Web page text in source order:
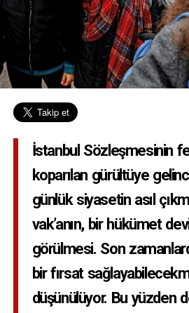
İstanbul Sözleşmesinin
koparılan gürültüye
günlük siyasetin asıl
vak’anın, bir hükümet
görülmesi. Son
bir fırsat
düşünülüyor. Bu yüzden